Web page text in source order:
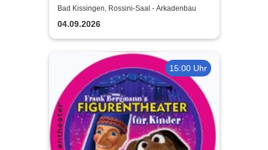
Bad Kissingen, Rossini-Saal - Arkadenbau
04.09.2026
15:00 Uhr